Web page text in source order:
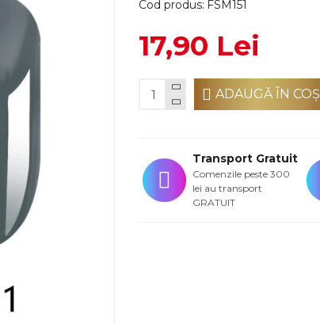
Cod produs: FSM151
17,90 Lei
ADAUGĂ ÎN COŞ
Transport Gratuit
Comenzile peste 300
lei au transport
GRATUIT